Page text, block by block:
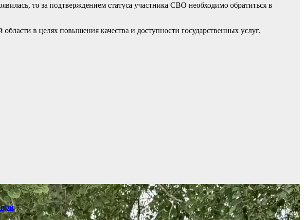
то за подтверждением статуса участника СВО необходимо обратиться в
в целях повышения качества и доступности государственных услуг.